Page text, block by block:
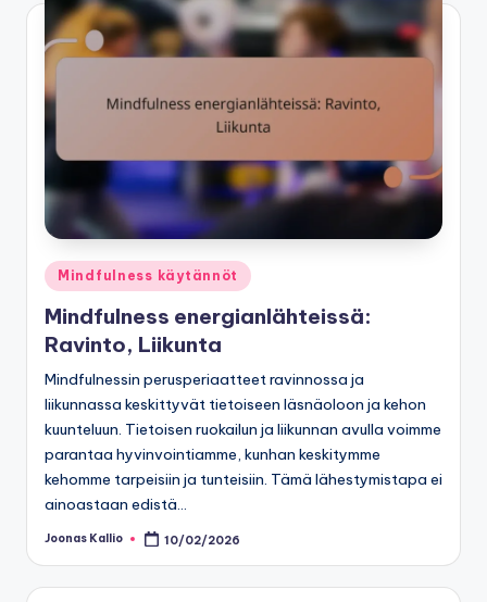
Posted
in
Mindfulness käytännöt
Mindfulness energianlähteissä:
Ravinto, Liikunta
Mindfulnessin perusperiaatteet ravinnossa ja
liikunnassa keskittyvät tietoiseen läsnäoloon ja kehon
kuunteluun. Tietoisen ruokailun ja liikunnan avulla voimme
parantaa hyvinvointiamme, kunhan keskitymme
kehomme tarpeisiin ja tunteisiin. Tämä lähestymistapa ei
ainoastaan edistä…
Posted
Joonas Kallio 10/02/2026